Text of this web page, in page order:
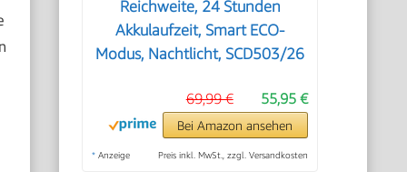
Reichweite, 24 Stunden
Akkulaufzeit, Smart ECO-
Modus, Nachtlicht, SCD503/26
55,95 €
69,99 €
Bei Amazon ansehen
* Anzeige Preis inkl. MwSt., zzgl. Versandkosten